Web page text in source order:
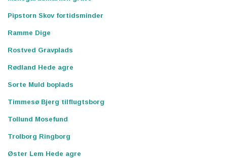
Pipstorn Skov fortidsminder
Ramme Dige
Rostved Gravplads
Rødland Hede agre
Sorte Muld boplads
Timmesø Bjerg tilflugtsborg
Tollund Mosefund
Trolborg Ringborg
Øster Lem Hede agre